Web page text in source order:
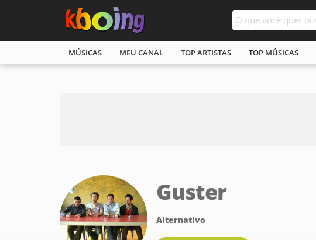
MÚSICAS MEU CANAL TOP ARTISTAS TOP MÚSICAS
Guster
Alternativo